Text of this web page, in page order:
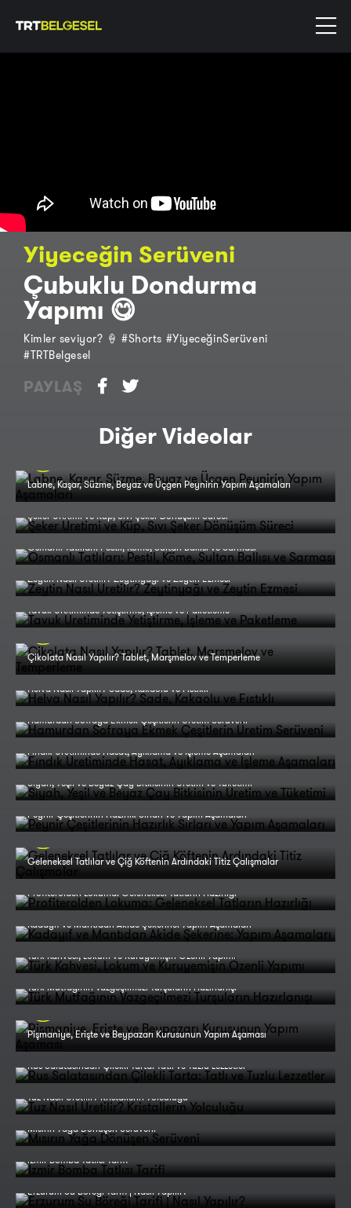
Yiyeceğin Serüveni
Çubuklu Dondurma
Yapımı 😋
Kimler seviyor? 🍦 #Shorts #YiyeceğinSerüveni
#TRTBelgesel
PAYLAŞ
Diğer Videolar
Labne, Kaşar, Süzme, Beyaz ve Üçgen Peynirin Yapım Aşamaları
Şeker Üretimi ve Küp, Sıvı Şeker Dönüşüm Süreci
Osmanlı Tatlıları: Pestil, Köme, Sultan Ballısı ve Sarması
Zeytin Nasıl Üretilir? Zeytinyağı ve Zeytin Ezmesi
Tavuk Üretiminde Yetiştirme, İşleme ve Paketleme
Çikolata Nasıl Yapılır? Tablet, Marşmelov ve Temperleme
Helva Nasıl Yapılır? Sade, Kakaolu ve Fıstıklı
Hamurdan Sofraya Ekmek Çeşitlerin Üretim Serüveni
Fındık Üretiminde Hasat, Ayıklama ve İşleme Aşamaları
Siyah, Yeşil ve Beyaz Çay Bitkisinin Üretim ve Tüketimi
Peynir Çeşitlerinin Hazırlık Sırları ve Yapım Aşamaları
Geleneksel Tatlılar ve Çiğ Köftenin Ardındaki Titiz Çalışmalar
Profiterolden Lokuma: Geleneksel Tatların Hazırlığı
Kadayıf ve Mantıdan Akide Şekerine: Yapım Aşamaları
Türk Kahvesi, Lokum ve Kuruyemişin Özenli Yapımı
Türk Mutfağının Vazgeçilmezi Turşuların Hazırlanışı
Pişmaniye, Erişte ve Beypazarı Kurusunun Yapım Aşaması
Rus Salatasından Çilekli Tarta: Tatlı ve Tuzlu Lezzetler
Tuz Nasıl Üretilir? Kristallerin Yolculuğu
Mısırın Yağa Dönüşen Serüveni
İzmir Bomba Tatlısı Tarifi
Erzurum Su Böreği Tarifi | Nasıl Yapılır?